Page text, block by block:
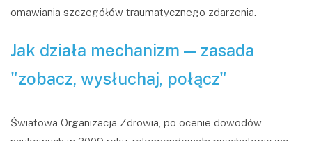
omawiania szczegółów traumatycznego zdarzenia.
Jak działa mechanizm — zasada
"zobacz, wysłuchaj, połącz"
Światowa Organizacja Zdrowia, po ocenie dowodów